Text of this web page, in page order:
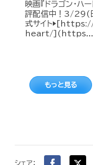
映画『ドラゴン・
評配信中！3/29(
式サイト
heart/](https...
もっと見る
シェア：